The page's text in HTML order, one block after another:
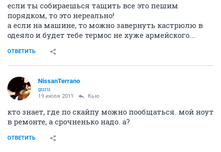
если ты собираешься тащить все это пешим
порядком, то это нереально!
а если на машине, то можно завернуть кастрюлю в
одеяло и будет тебе термос не хуже армейского...
ОТВЕТИТЬ
NissanTerrano
guru
19 июля 2011 Кью
кто знает, где по скайпу можно пообщаться. мой ноут
в ремонте, а срочненько надо. а?
ОТВЕТИТЬ